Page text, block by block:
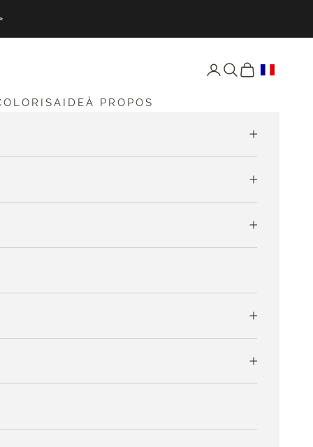
Ouvrir Mon compte
Ouvrir Recherche
Ouvrir Mon
AIDEÀ PROPOS